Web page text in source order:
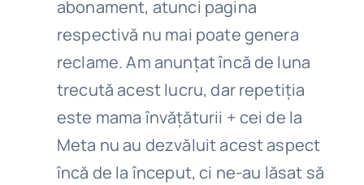
abonament, atunci pagina
respectivă nu mai poate genera
reclame. Am anunțat încă de luna
trecută acest lucru, dar repetiția
este mama învățăturii + cei de la
Meta nu au dezvăluit acest aspect
încă de la început, ci ne-au lăsat să